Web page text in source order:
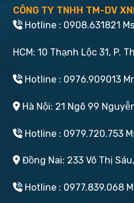
CÔNG TY TNHH TM-DV
Hotline : 0908.631821
HCM: 10 Thạnh Lộc 31, P.
Hotline : 0976.909013
Hà Nội: 21 Ngõ 99
Hotline : 0979.720.753
Đồng Nai: 233 Võ Thị
Hotline : 0977.839.068